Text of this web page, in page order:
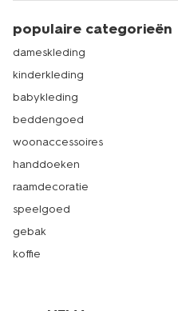
populaire categorieën
dameskleding
kinderkleding
babykleding
beddengoed
woonaccessoires
handdoeken
raamdecoratie
speelgoed
gebak
koffie